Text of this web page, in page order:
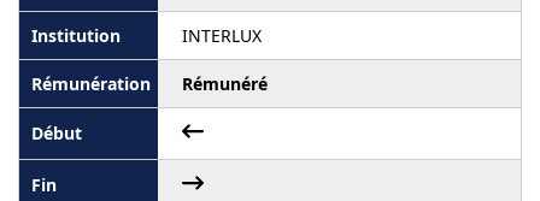
INTERLUX
Rémunéré